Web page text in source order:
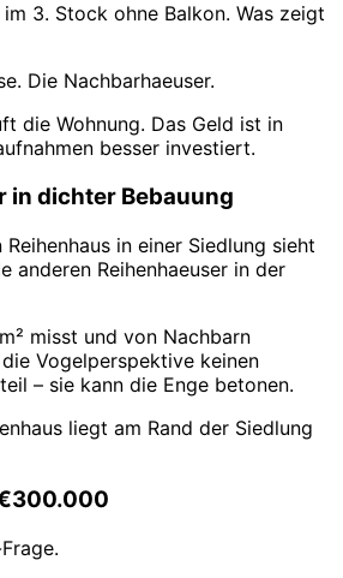
im 3. Stock ohne Balkon. Was zeigt
Die Nachbarhaeuser.
die Wohnung. Das Geld ist in
besser investiert.
in dichter Bebauung
in einer Siedlung sieht
anderen Reihenhaeuser in der
misst und von Nachbarn
Vogelperspektive keinen
– sie kann die Enge betonen.
liegt am Rand der Siedlung